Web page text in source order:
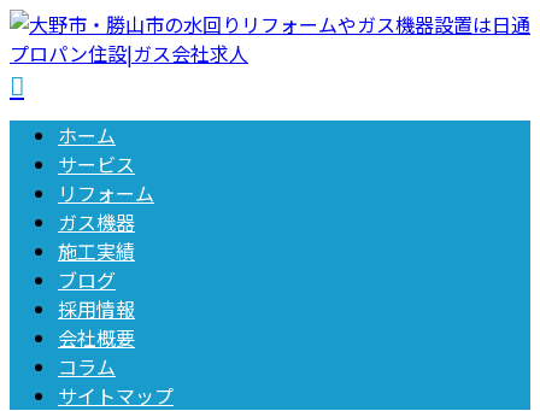
ホーム
サービス
リフォーム
ガス機器
施工実績
ブログ
採用情報
会社概要
コラム
サイトマップ